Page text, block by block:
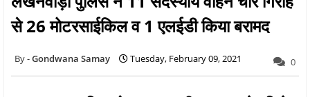
से 26 मोटरसाईकिल व 1 एलईडी किया बरामद
Gondwana Samay Tuesday, February 09, 2021 0